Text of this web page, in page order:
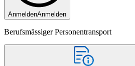
AnmeldenAnmelden
Berufsmässiger Personentransport